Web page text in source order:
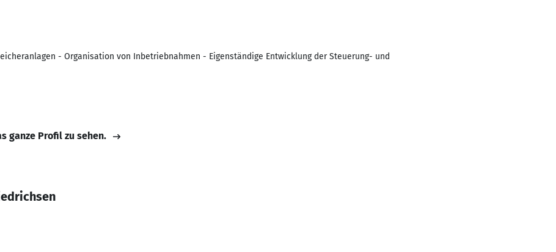
- Organisation von Inbetriebnahmen - Eigenständige Entwicklung der Steuerung- und
ganze Profil zu sehen.